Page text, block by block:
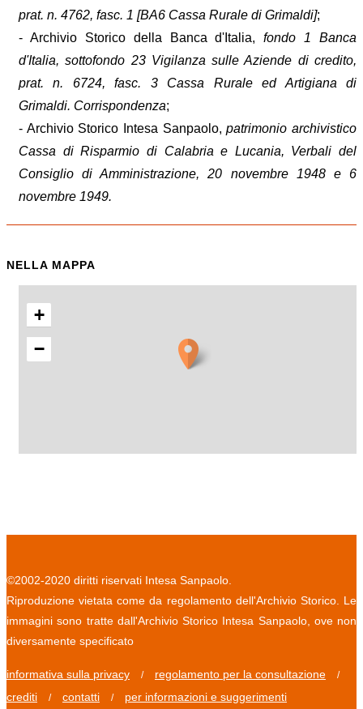
prat. n. 4762, fasc. 1 [BA6 Cassa Rurale di Grimaldi];
- Archivio Storico della Banca d'Italia,fondo 1 Banca
d'Italia, sottofondo 23 Vigilanza sulle Aziende di credito,
prat. n. 6724, fasc. 3 Cassa Rurale ed Artigiana di
Grimaldi. Corrispondenza;
- Archivio Storico Intesa Sanpaolo, patrimonio archivistico
Cassa di Risparmio di Calabria e Lucania, Verbali del
Consiglio di Amministrazione, 20 novembre 1948 e 6
novembre 1949.
NELLA MAPPA
+
−
©2002-2020 diritti riservati Intesa Sanpaolo.
Riproduzione vietata come da regolamento dell'Archivio Storico. Le
immagini sono tratte dall'Archivio Storico Intesa Sanpaolo, ove non
diversamente specificato
informativa sulla privacy / regolamento per la consultazione /
crediti / contatti / per informazioni e suggerimenti